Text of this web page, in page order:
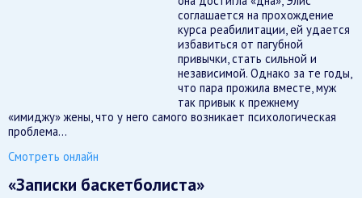
соглашается на прохождение
курса реабилитации, ей удается
избавиться от пагубной
привычки, стать сильной и
независимой. Однако за те годы,
что пара прожила вместе, муж
так привык к прежнему
«имиджу» жены, что у него самого возникает психологическая
проблема…
Смотреть онлайн
«Записки баскетболиста»